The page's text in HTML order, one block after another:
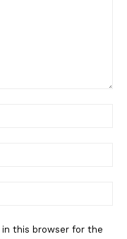
in this browser for the